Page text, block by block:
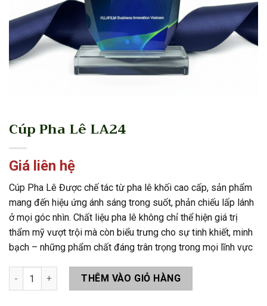
Cúp Pha Lê LA24
Giá liên hệ
Cúp Pha Lê Được chế tác từ pha lê khối cao cấp, sản phẩm
mang đến hiệu ứng ánh sáng trong suốt, phản chiếu lấp lánh
ở mọi góc nhìn. Chất liệu pha lê không chỉ thể hiện giá trị
thẩm mỹ vượt trội mà còn biểu trưng cho sự tinh khiết, minh
bạch – những phẩm chất đáng trân trọng trong mọi lĩnh vực
Cúp Pha Lê LA24 số lượngTHÊM VÀO GIỎ HÀNG